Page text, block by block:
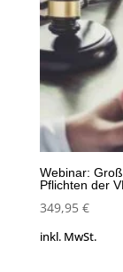
Webinar:
Pflichten der
349,95 €
inkl. MwSt.